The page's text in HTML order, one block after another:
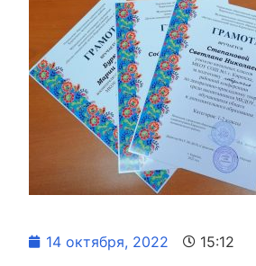
14 октября, 2022 15:12